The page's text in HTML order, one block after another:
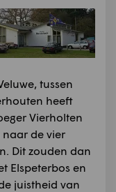
tussen
heeft
Vierholten
naar de vier
Dit zouden dan
Elspeterbos en
juistheid van